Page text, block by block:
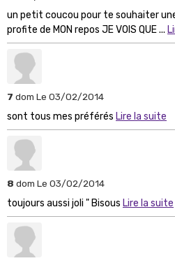
un petit coucou pour te souhaiter
profite de MON repos JE VOIS QUE ...
7 dom Le 03/02/2014
sont tous mes préférés Lire la suite
8 dom Le 03/02/2014
toujours aussi joli " Bisous Lire la suite